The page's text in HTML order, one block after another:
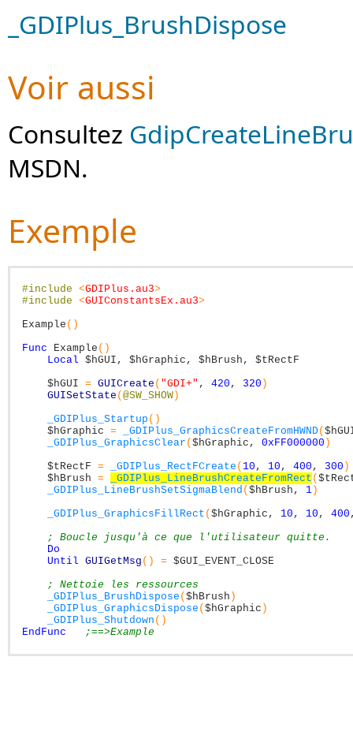
_GDIPlus_BrushDispose
Voir aussi
Consultez
MSDN.
Exemple
#include <GDIPlus.au3>
#include <GUIConstantsEx.au3>
Example ( )
Func
Example ( )
Local $hGUI , $hGraphic , $hBrush ,
$tRectF
$hGUI = GUICreate ( "GDI+" , 420 , 320 )
GUISetState ( @SW_SHOW )
_GDIPlus_Startup ( )
$hGraphic = _GDIPlus_GraphicsCreateFromHWND(
_GDIPlus_GraphicsClear ( $hGraphic , 0xFF000000 )
$tRectF = _GDIPlus_RectFCreate ( 10 , 10 , 400 , 300 )
$hBrush = _GDIPlus_LineBrushCreateFromRect (
_GDIPlus_LineBrushSetSigmaBlend ( $hBrush , 1 )
_GDIPlus_GraphicsFillRect ( $hGraphic , 10 , 10 , 400
; Boucle jusqu'à ce que l'utilisateur quitte.
Do
Until GUIGetMsg ( ) = $GUI_EVENT_CLOSE
; Nettoie les ressources
_GDIPlus_BrushDispose ( $hBrush )
_GDIPlus_GraphicsDispose ( $hGraphic )
_GDIPlus_Shutdown ( )
EndFunc
;==>Example